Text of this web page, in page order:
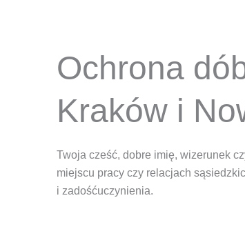
Ochrona
Kraków i
Twoja cześć, dobre imię, wizerunek
miejscu pracy czy relacjach
i zadośćuczynienia.